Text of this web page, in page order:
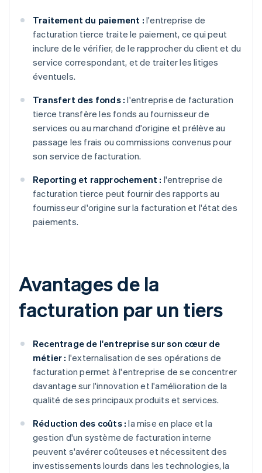
Traitement du paiement : l'entreprise de
facturation tierce traite le paiement, ce qui peut
inclure de le vérifier, de le rapprocher du client et du
service correspondant, et de traiter les litiges
éventuels.
Transfert des fonds : l'entreprise de facturation
tierce transfère les fonds au fournisseur de
services ou au marchand d'origine et prélève au
passage les frais ou commissions convenus pour
son service de facturation.
Reporting et rapprochement : l'entreprise de
facturation tierce peut fournir des rapports au
fournisseur d'origine sur la facturation et l'état des
paiements.
Avantages de la
facturation par un tiers
Recentrage de l'entreprise sur son cœur de
métier : l'externalisation de ses opérations de
facturation permet à l'entreprise de se concentrer
davantage sur l'innovation et l'amélioration de la
qualité de ses principaux produits et services.
Réduction des coûts : la mise en place et la
gestion d'un système de facturation interne
peuvent s'avérer coûteuses et nécessitent des
investissements lourds dans les technologies, la